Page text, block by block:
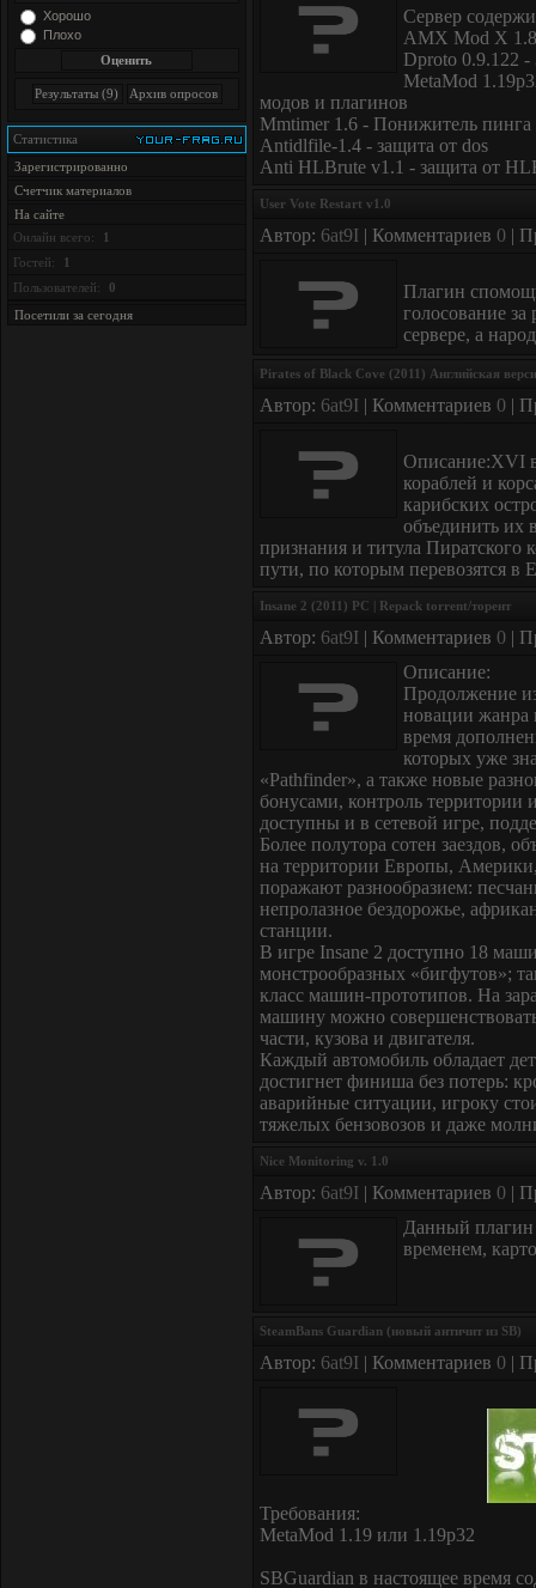
Хорошо
Плохо
Статистика
Зарегистрированно
Счетчик материалов
На сайте
Онлайн всего:
1
Гостей:
1
Пользователей:
0
Посетили за сегодня
Сервер
AMX Mod X
Dproto 0.9.122 -
MetaMod
модов и плагинов
Mmtimer 1.6 - Понижитель пинга
Antidlfile-1.4 - защита от dos
Anti HLBrute v1.1 - защита от
User Vote Restart v1.0
Автор: 6at9I | Комментариев 0 |
Плагин
голосование за
сервере, а
Pirates of Black Cove (2011) Английская
Автор: 6at9I | Комментариев 0 |
Описание:XVI
кораблей и
карибских
объединить их
признания и титула Пиратского
пути, по которым перевозятся
Insane 2 (2011) PC | Repack torrent/торент
Автор: 6at9I | Комментариев 0 |
Описание:
Продолжение
новации жанра
время
которых уже
«Pathfinder», а также новые
бонусами, контроль территории
доступны и в сетевой игре,
Более полутора сотен заездов,
на территории Европы,
поражают разнообразием:
непролазное бездорожье,
станции.
В игре Insane 2 доступно 18
монстрообразных «бигфутов»;
класс машин-прототипов. На
машину можно
части, кузова и двигателя.
Каждый автомобиль обладает
достигнет финиша без потерь:
аварийные ситуации, игроку
тяжелых бензовозов и даже
Nice Monitoring v. 1.0
Автор: 6at9I | Комментариев 0 |
Данный плагин
временем,
SteamBans Guardian (новый античит из SB)
Автор: 6at9I | Комментариев 0 |
Требования:
MetaMod 1.19 или 1.19p32
SBGuardian в настоящее время